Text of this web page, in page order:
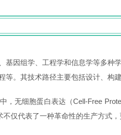
基因组学、工程学和信息学等多
等。其技术路径主要包括设计、构
，无细胞蛋白表达（Cell-Free
不仅代表了一种革命性的生产方式